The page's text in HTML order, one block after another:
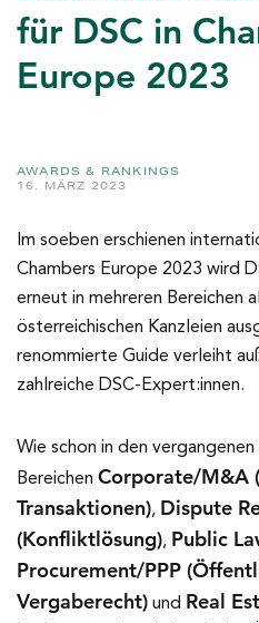
für DSC in
Europe 2023
AWARDS & RANKINGS
16. MÄRZ 2023
Im soeben erschienen
Chambers Europe 2023 wird
erneut in mehreren Bereichen
österreichischen Kanzleien
renommierte Guide verleiht
zahlreiche DSC-Expert:innen.
Wie schon in den
Bereichen Corporate/M&A
Transaktionen), Dispute
(Konfliktlösung), Public
Procurement/PPP
Vergaberecht) und Real